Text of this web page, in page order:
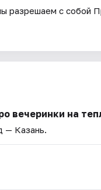
разрешаем с собой
вечеринки на
— Казань.